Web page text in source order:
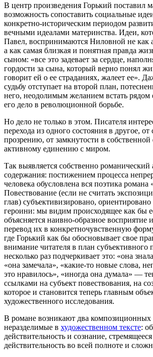
В центр произведения Горький поставил
возможность сопоставить социальные
конкретно-историческим периодом
вечными идеалами материнства. Идеи,
Павел, воспринимаются Ниловной не как
а как самая близкая и понятная правда
сыном: «все это задевает за сердце,
гордости за сына, который верно понял
говорит ей о ее страданиях, жалеет ее».
судьбу отступает на второй план,
него, неодолимым желанием встать
его дело в революционной борьбе.
Ho дело не только в этом. Писателя
перехода из одного состояния в другое, от
прозрению, от замкнутости в собственной
активному единению с миром.
Так выявляется собственно романический
содержания: постижением процесса
человека обусловлена вся поэтика романа
Повествование (если не считать
глав) субъективизировано,
героини: мы видим происходящее как бы
объясняется наивно-образное восприятие
перевод их в конкретночувственную
где Горький как бы обосновывает свое
внимание читателя в план субъективного
несколько раз подчеркивает это: «она
«она замечала», «какие-то новые слова,
это нравилось», «иногда она думала» —
ссылками на субъект повествования, на
которое и становится теперь главным
художественного исследования.
В романе возникают два композиционных
неразделимые в художественном тексте:
действительность и сознание,
действительность во всей полноте и